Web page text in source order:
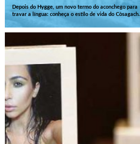
Depois do Hygge, um novo termo do aconchego para
travar a língua: conheça o estilo de vida do Còsagach.